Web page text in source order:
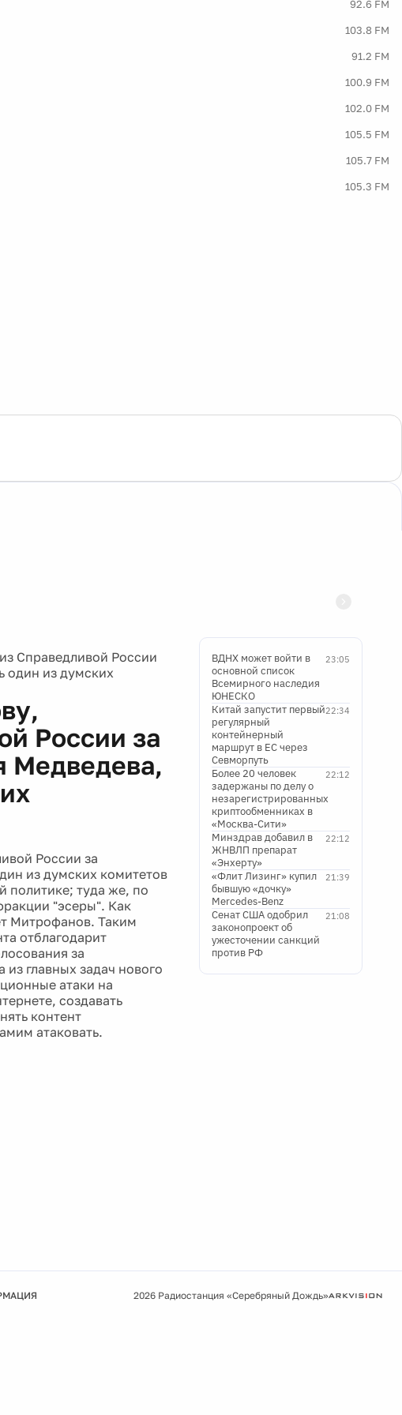
92.6 FM
103.8 FM
91.2 FM
100.9 FM
102.0 FM
105.5 FM
105.7 FM
105.3 FM
Справедливой России
один из думских
России за
Медведева,
России за
из думских комитетов
политике; туда же, по
"эсеры". Как
Митрофанов. Таким
отблагодарит
за
главных задач нового
атаки на
создавать
контент
атаковать.
23:05
ВДНХ может войти в
основной список
Всемирного наследия
ЮНЕСКО
22:34
Китай запустит первый
регулярный
контейнерный
маршрут в ЕС через
Севморпуть
22:12
Более 20 человек
задержаны по делу о
незарегистрированных
криптообменниках в
«Москва-Сити»
22:12
Минздрав добавил в
ЖНВЛП препарат
«Энхерту»
21:39
«Флит Лизинг» купил
бывшую «дочку»
Mercedes-Benz
21:08
Сенат США одобрил
законопроект об
ужесточении санкций
против РФ
2026 Радиостанция «Серебряный Дождь»